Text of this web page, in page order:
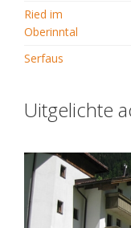
Ried im
Oberinntal
Serfaus
Uitgelichte